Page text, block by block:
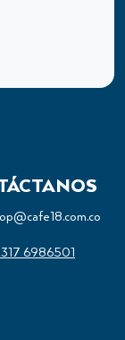
6986501